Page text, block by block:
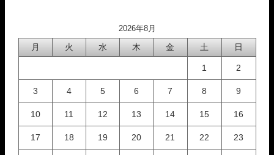
2026年8月
月 火 水 木 金 土 日
1 2
3 4 5 6 7 8 9
10 11 12 13 14 15 16
17 18 19 20 21 22 23